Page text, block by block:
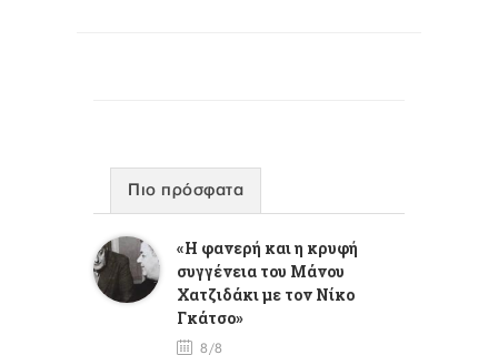
Πιο πρόσφατα
«Η φανερή και η κρυφή
συγγένεια του Μάνου
Χατζιδάκι με τον Νίκο
Γκάτσο»
8/8